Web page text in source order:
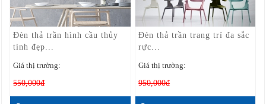
Đèn thả trần hình cầu thủy
tinh đẹp...
Giá thị trường:
550,000đ
Đèn thả trần trang trí đa sắc
rực...
Giá thị trường:
950,000đ